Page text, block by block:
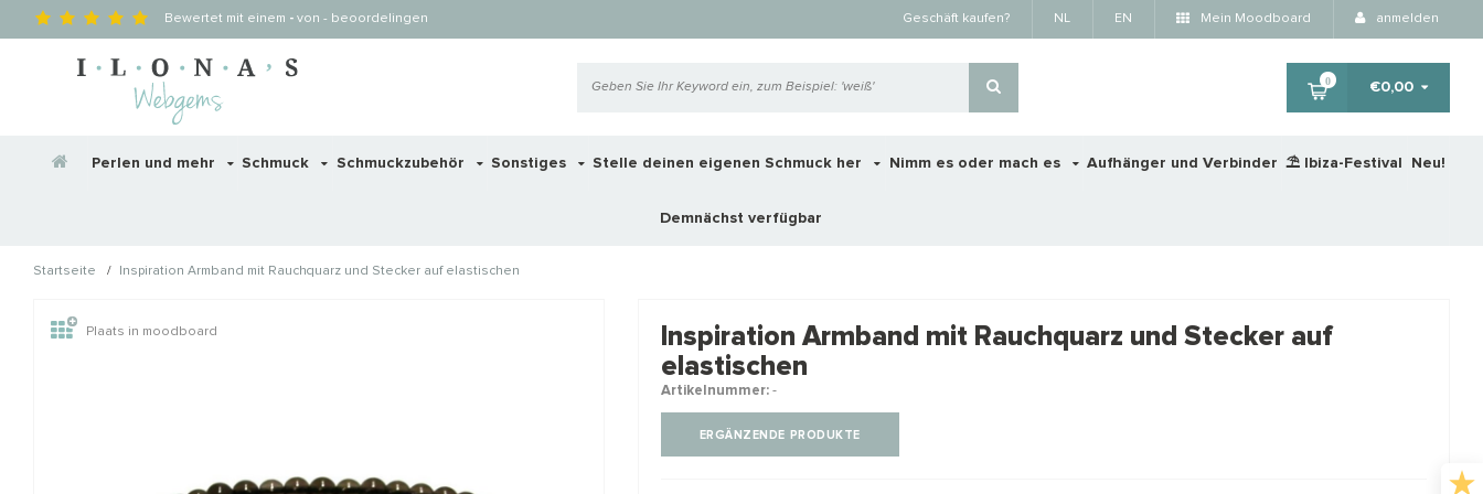
Bewertet mit einem - von - beoordelingen Geschäft kaufen? NL EN Mein Moodboard anmelden
0 €0,00
Perlen und mehr Schmuck Schmuckzubehör Sonstiges Stelle deinen eigenen Schmuck her Nimm es oder mach es Aufhänger und Verbinder ⛱️ Ibiza-Festival Neu!
Demnächst verfügbar
Startseite / Inspiration Armband mit Rauchquarz und Stecker auf elastischen
Wellicht zijn deze producten ook interessant voor je?
Plaats in moodboard
Inspiration Armband mit Rauchquarz und Stecker auf
elastischen
Artikelnummer:-
ERGÄNZENDE PRODUKTE